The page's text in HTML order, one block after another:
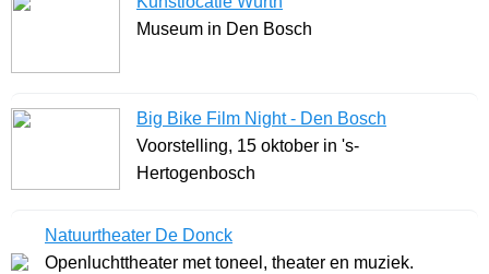
Museum in Den Bosch
Big Bike Film Night - Den Bosch
Voorstelling, 15 oktober in 's-
Hertogenbosch
Natuurtheater De Donck
Openluchttheater met toneel, theater en muziek.